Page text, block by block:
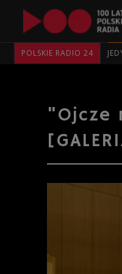
POLSKIE RADIO 24
"Ojcze